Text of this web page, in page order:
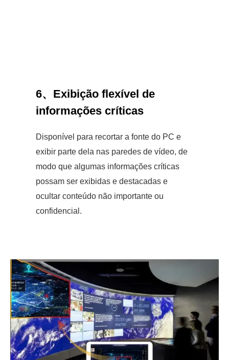
6、 Exibição flexível de
informações críticas
Disponível para recortar a fonte do PC e
exibir parte dela nas paredes de vídeo, de
modo que algumas informações críticas
possam ser exibidas e destacadas e
ocultar conteúdo não importante ou
confidencial.